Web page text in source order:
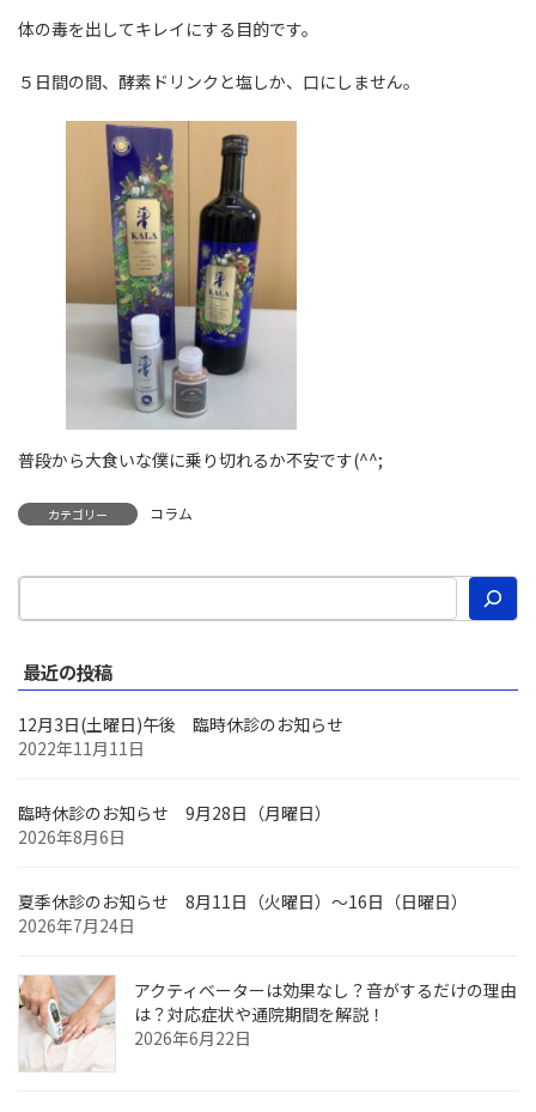
体の毒を出してキレイにする目的です。
５日間の間、酵素ドリンクと塩しか、口にしません。
普段から大食いな僕に乗り切れるか不安です(^^;
カテゴリー コラム
最近の投稿
12月3日(土曜日)午後 臨時休診のお知らせ
2022年11月11日
臨時休診のお知らせ 9月28日（月曜日）
2026年8月6日
夏季休診のお知らせ 8月11日（火曜日）～16日（日曜日）
2026年7月24日
アクティベーターは効果なし？音がするだけの理由
は？対応症状や通院期間を解説！
2026年6月22日